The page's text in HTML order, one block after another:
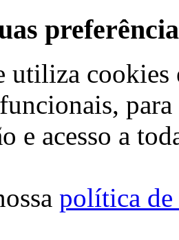
utiliza cookies
e acesso a
política de